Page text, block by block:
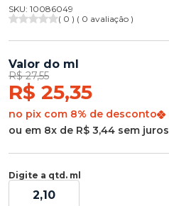
SKU: 10086049
( 0 ) ( 0 avaliação )
Valor do ml
R$ 27,55
R$ 25,35
no pix com 8% de desconto
ou em 8x de R$ 3,44 sem juros
Digite a qtd. ml